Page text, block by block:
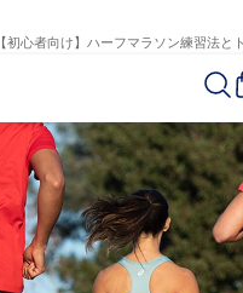
【初心者向け】ハーフマラソン練習法と